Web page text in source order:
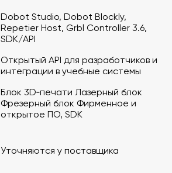
Dobot Studio, Dobot Blockly,
Repetier Host, Grbl Controller 3.6,
SDK/API
Открытый API для разработчиков и
интеграции в учебные системы
Блок 3D‑печати Лазерный блок
Фрезерный блок Фирменное и
открытое ПО, SDK
Уточняются у поставщика